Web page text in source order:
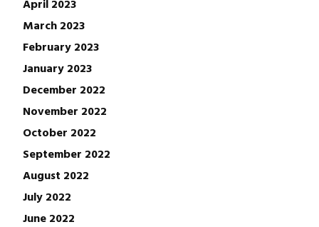
March 2023
February 2023
January 2023
December 2022
November 2022
October 2022
September 2022
August 2022
July 2022
June 2022